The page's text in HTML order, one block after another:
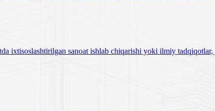
ixtisoslashtirilgan sanoat ishlab chiqarishi yoki ilmiy